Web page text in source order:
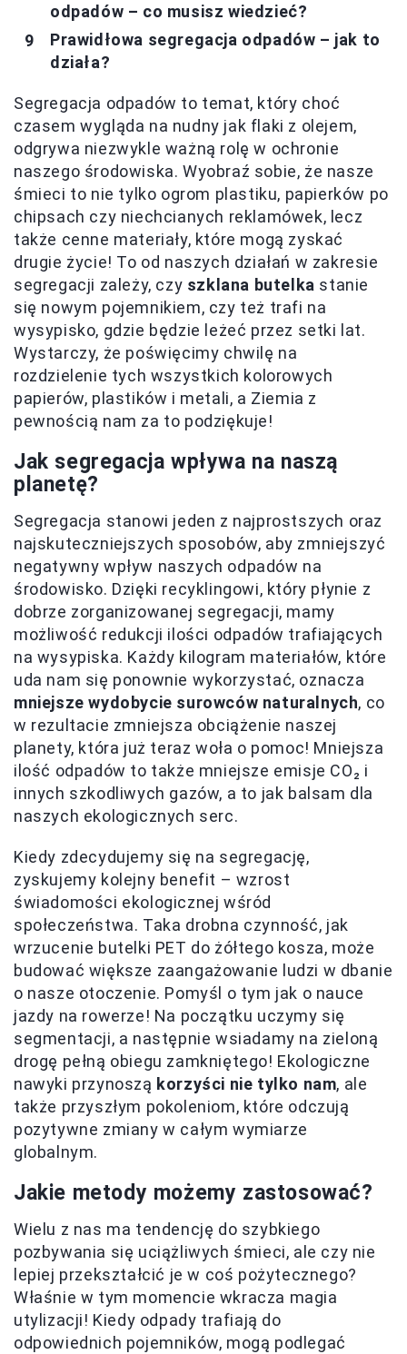
odpadów – co musisz wiedzieć?
Prawidłowa segregacja odpadów – jak to
działa?
Segregacja odpadów to temat, który choć
czasem wygląda na nudny jak flaki z olejem,
odgrywa niezwykle ważną rolę w ochronie
naszego środowiska. Wyobraź sobie, że nasze
śmieci to nie tylko ogrom plastiku, papierków po
chipsach czy niechcianych reklamówek, lecz
także cenne materiały, które mogą zyskać
drugie życie! To od naszych działań w zakresie
segregacji zależy, czy szklana butelka stanie
się nowym pojemnikiem, czy też trafi na
wysypisko, gdzie będzie leżeć przez setki lat.
Wystarczy, że poświęcimy chwilę na
rozdzielenie tych wszystkich kolorowych
papierów, plastików i metali, a Ziemia z
pewnością nam za to podziękuje!
Jak segregacja wpływa na naszą
planetę?
Segregacja stanowi jeden z najprostszych oraz
najskuteczniejszych sposobów, aby zmniejszyć
negatywny wpływ naszych odpadów na
środowisko. Dzięki recyklingowi, który płynie z
dobrze zorganizowanej segregacji, mamy
możliwość redukcji ilości odpadów trafiających
na wysypiska. Każdy kilogram materiałów, które
uda nam się ponownie wykorzystać, oznacza
mniejsze wydobycie surowców naturalnych, co
w rezultacie zmniejsza obciążenie naszej
planety, która już teraz woła o pomoc! Mniejsza
ilość odpadów to także mniejsze emisje CO₂ i
innych szkodliwych gazów, a to jak balsam dla
naszych ekologicznych serc.
Kiedy zdecydujemy się na segregację,
zyskujemy kolejny benefit – wzrost
świadomości ekologicznej wśród
społeczeństwa. Taka drobna czynność, jak
wrzucenie butelki PET do żółtego kosza, może
budować większe zaangażowanie ludzi w dbanie
o nasze otoczenie. Pomyśl o tym jak o nauce
jazdy na rowerze! Na początku uczymy się
segmentacji, a następnie wsiadamy na zieloną
drogę pełną obiegu zamkniętego! Ekologiczne
nawyki przynoszą korzyści nie tylko nam, ale
także przyszłym pokoleniom, które odczują
pozytywne zmiany w całym wymiarze
globalnym.
Jakie metody możemy zastosować?
Wielu z nas ma tendencję do szybkiego
pozbywania się uciążliwych śmieci, ale czy nie
lepiej przekształcić je w coś pożytecznego?
Właśnie w tym momencie wkracza magia
utylizacji! Kiedy odpady trafiają do
odpowiednich pojemników, mogą podlegać